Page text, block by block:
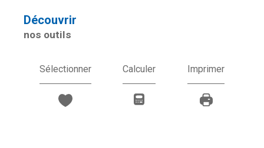
découvrir
nos outils
Sélectionner Calculer Imprimer